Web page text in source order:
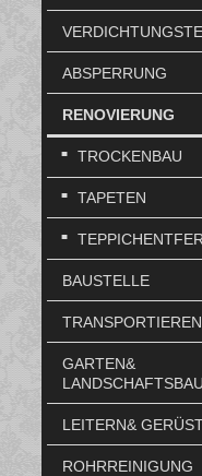
ABSPERRUNG
RENOVIERUNG
TROCKENBAU
TAPETEN
BAUSTELLE
TRANSPORTIEREN
GARTEN&
LANDSCHAFTSBAU
LEITERN&
ROHRREINIGUNG